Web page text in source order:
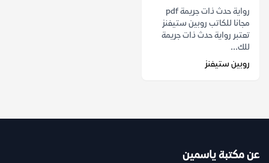
رواية حدث ذات جريمة pdf
مجانا للكاتب روبين ستيفنز
تعتبر رواية حدث ذات جريمة
للك...
روبين ستيفنز
عن مكتبة ياسمين